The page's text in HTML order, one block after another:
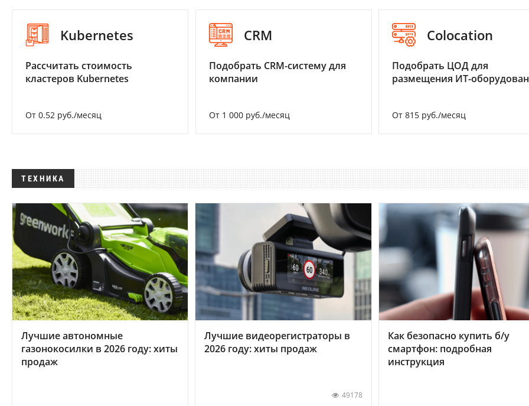
Kubernetes
Рассчитать стоимость
кластеров Kubernetes
От 0.52 руб./месяц
CRM
Подобрать CRM-систему для
компании
От 1 000 руб./месяц
Colocation
Подобрать ЦОД для
размещения ИТ-
От 815 руб./месяц
ТЕХНИКА
Лучшие автономные
газонокосилки в 2026 году: хиты
продаж
Лучшие видеорегистраторы в
2026 году: хиты продаж
49178
Как безопасно купить б/у
смартфон: подробная
инструкция